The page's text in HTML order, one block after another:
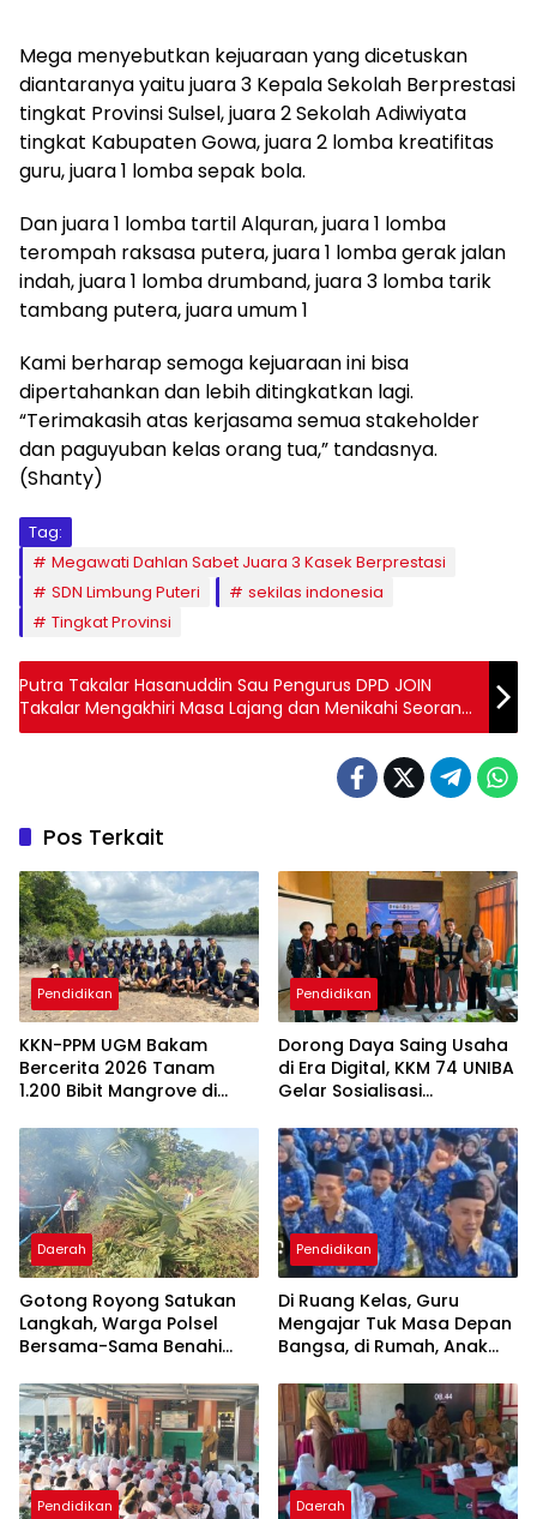
Mega menyebutkan kejuaraan yang dicetuskan
diantaranya yaitu juara 3 Kepala Sekolah Berprestasi
tingkat Provinsi Sulsel, juara 2 Sekolah Adiwiyata
tingkat Kabupaten Gowa, juara 2 lomba kreatifitas
guru, juara 1 lomba sepak bola.
Dan juara 1 lomba tartil Alquran, juara 1 lomba
terompah raksasa putera, juara 1 lomba gerak jalan
indah, juara 1 lomba drumband, juara 3 lomba tarik
tambang putera, juara umum 1
Kami berharap semoga kejuaraan ini bisa
dipertahankan dan lebih ditingkatkan lagi.
“Terimakasih atas kerjasama semua stakeholder
dan paguyuban kelas orang tua,” tandasnya.
(Shanty)
Tag:
Megawati Dahlan Sabet Juara 3 Kasek Berprestasi
SDN Limbung Puteri
sekilas indonesia
Tingkat Provinsi
Putra Takalar Hasanuddin Sau Pengurus DPD JOIN
Takalar Mengakhiri Masa Lajang dan Menikahi Seorang
Wanita Gowa
Pos Terkait
Pendidikan
KKN-PPM UGM Bakam
Bercerita 2026 Tanam
1.200 Bibit Mangrove di
Pendidikan
Dorong Daya Saing Usaha
di Era Digital, KKM 74 UNIBA
Gelar Sosialisasi
Berbasis
Technopreneurship
Daerah
Gotong Royong Satukan
Langkah, Warga Polsel
Bersama-Sama Benahi
Sambut HUT RI ke-81
Pendidikan
Di Ruang Kelas, Guru
Mengajar Tuk Masa Depan
Bangsa, di Rumah, Anak
Belum Dibayar
Pendidikan Daerah